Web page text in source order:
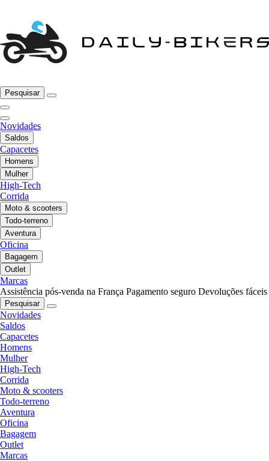
Pesquisar
Novidades
Saldos
Capacetes
Homens
Mulher
High-Tech
Corrida
Moto & scooters
Todo-terreno
Aventura
Oficina
Bagagem
Outlet
Marcas
Assistência pós-venda na França Pagamento seguro Devoluções fáceis
Pesquisar
Novidades
Saldos
Capacetes
Homens
Mulher
High-Tech
Corrida
Moto & scooters
Todo-terreno
Aventura
Oficina
Bagagem
Outlet
Marcas